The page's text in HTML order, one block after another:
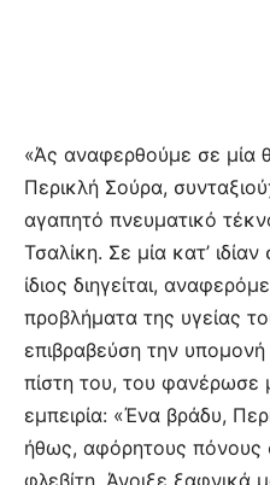
«Άς αναφερθούμε σε μία
Περικλή Σούρα,
αγαπητό πνευματικό
Τσαλίκη. Σε μία κατ’
ίδιος διηγείται,
προβλήματα της υγείας
επιβραβεύση την
πίστη του, του φανέρωσε
εμπειρία: «Ένα βράδυ,
ήθως, αφόρητους πόνους